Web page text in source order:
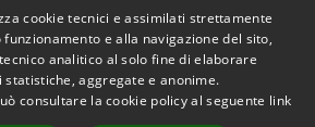
Copyright © 2026 • Comune di
Grotte di Castro • Powered by
cookie tecnici e assimilati strettamente
e alla navigazione del sito,
analitico al solo fine di elaborare
statistiche, aggregate e anonime.
consultare la cookie policy al seguente link